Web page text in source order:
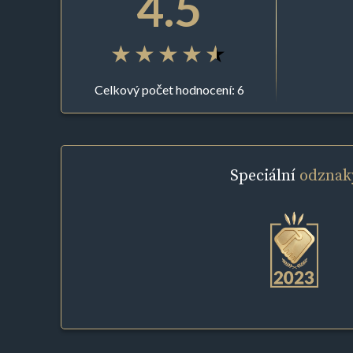
Celkový počet hodnocení: 6
Speciální